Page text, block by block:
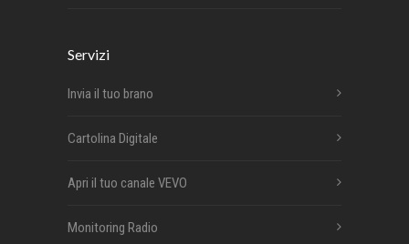
Servizi
Invia il tuo brano
Cartolina Digitale
Apri il tuo canale VEVO
Monitoring Radio